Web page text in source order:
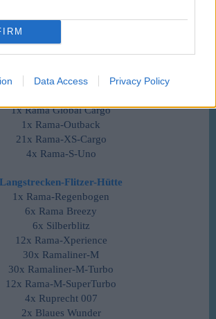
Data Access Privacy Policy
6x Skyathlon
1x Racer-Mr.Mulligan
6x Racer-Bulldog
24x Rama Xplore
1x Rama Global Cargo
1x Rama-Outback
21x Rama-XS-Cargo
4x Rama-S-Uno
Langstrecken-Flitzer-Hütte
1x Rama-Regenbogen
6x Rama Breezy
6x Silberblitz
12x Rama-Xperience
30x Ramaliner-M
30x Ramaliner-M-Turbo
12x Rama-M-SuperTurbo
4x Ruprecht 007
2x Blaues Wunder